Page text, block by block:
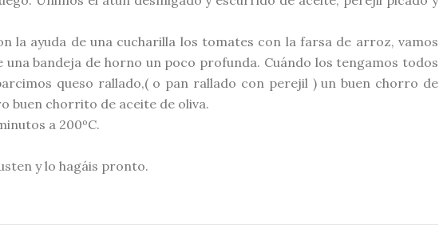
la ayuda de una cucharilla los tomates con la farsa de arroz, vamos
una bandeja de horno un poco profunda. Cuándo los tengamos todos
queso rallado,( o pan rallado con perejil ) un buen chorro de
buen chorrito de aceite de oliva.
a 200ºC.
y lo hagáis pronto.